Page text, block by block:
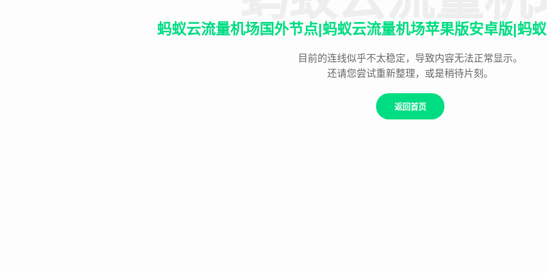
蚂蚁云流量机场国外节点|蚂蚁云流量机场苹果版安卓版|蚂
目前的连线似乎不太稳定，导致内容无法正常显示。
还请您尝试重新整理，或是稍待片刻。
返回首页